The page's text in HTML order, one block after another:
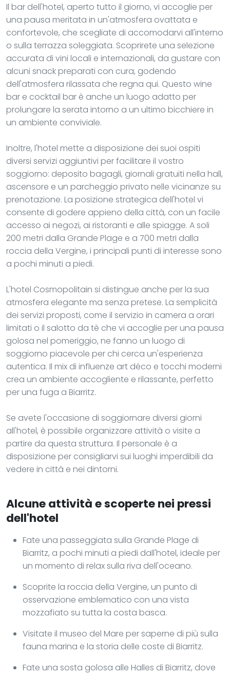
Il bar dell'hotel, aperto tutto il giorno, vi accoglie per
una pausa meritata in un'atmosfera ovattata e
confortevole, che scegliate di accomodarvi all'interno
o sulla terrazza soleggiata. Scoprirete una selezione
accurata di vini locali e internazionali, da gustare con
alcuni snack preparati con cura, godendo
dell'atmosfera rilassata che regna qui. Questo wine
bar e cocktail bar è anche un luogo adatto per
prolungare la serata intorno a un ultimo bicchiere in
un ambiente conviviale.
Inoltre, l'hotel mette a disposizione dei suoi ospiti
diversi servizi aggiuntivi per facilitare il vostro
soggiorno: deposito bagagli, giornali gratuiti nella hall,
ascensore e un parcheggio privato nelle vicinanze su
prenotazione. La posizione strategica dell'hotel vi
consente di godere appieno della città, con un facile
accesso ai negozi, ai ristoranti e alle spiagge. A soli
200 metri dalla Grande Plage e a 700 metri dalla
roccia della Vergine, i principali punti di interesse sono
a pochi minuti a piedi.
L'hotel Cosmopolitain si distingue anche per la sua
atmosfera elegante ma senza pretese. La semplicità
dei servizi proposti, come il servizio in camera a orari
limitati o il salotto da tè che vi accoglie per una pausa
golosa nel pomeriggio, ne fanno un luogo di
soggiorno piacevole per chi cerca un'esperienza
autentica. Il mix di influenze art déco e tocchi moderni
crea un ambiente accogliente e rilassante, perfetto
per una fuga a Biarritz.
Se avete l'occasione di soggiornare diversi giorni
all'hotel, è possibile organizzare attività o visite a
partire da questa struttura. Il personale è a
disposizione per consigliarvi sui luoghi imperdibili da
vedere in città e nei dintorni.
Alcune attività e scoperte nei pressi
dell'hotel
Fate una passeggiata sulla Grande Plage di
Biarritz, a pochi minuti a piedi dall'hotel, ideale per
un momento di relax sulla riva dell'oceano.
Scoprite la roccia della Vergine, un punto di
osservazione emblematico con una vista
mozzafiato su tutta la costa basca.
Visitate il museo del Mare per saperne di più sulla
fauna marina e la storia delle coste di Biarritz.
Fate una sosta golosa alle Halles di Biarritz, dove